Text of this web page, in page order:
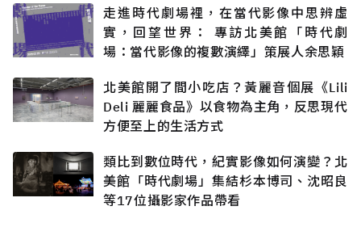
走進時代劇場裡，在當代影像中思辨虛
實，回望世界： 專訪北美館「時代劇
場：當代影像的複數演繹」策展人余思穎
北美館開了間小吃店？黃麗音個展《Lili
Deli 麗麗食品》以食物為主角，反思現代
方便至上的生活方式
類比到數位時代，紀實影像如何演變？北
美館「時代劇場」集結杉本博司、沈昭良
等17位攝影家作品帶看